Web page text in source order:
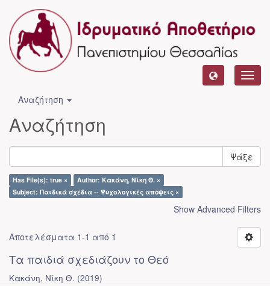
Αναζήτηση
Αναζήτηση
Ψάξε
Has File(s): true ×
Author: Κακάνη, Νίκη Θ. ×
Subject: Παιδικά σχέδια -- Ψυχολογικές απόψεις ×
Show Advanced Filters
Αποτελέσματα 1-1 από 1
Τα παιδιά σχεδιάζουν το Θεό
Κακάνη, Νίκη Θ. (2019)